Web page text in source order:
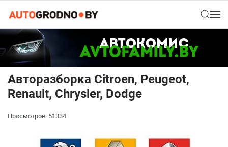
Авторазборка Citroen, Peugeot,
Renault, Chrysler, Dodge
Просмотров: 51334